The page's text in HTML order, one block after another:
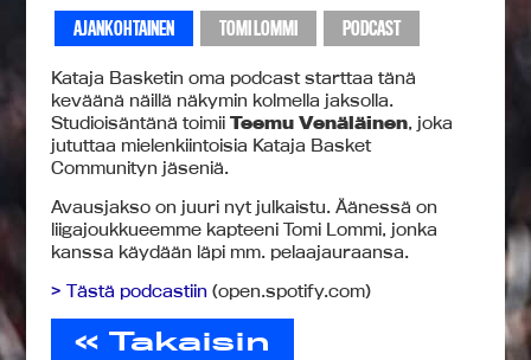
AJANKOHTAINEN TOMI LOMMI PODCAST
Kataja Basketin oma podcast starttaa tänä
keväänä näillä näkymin kolmella jaksolla.
Studioisäntänä toimiiTeemu Venäläinen, joka
jututtaa mielenkiintoisia Kataja Basket
Communityn jäseniä.
Avausjakso on juuri nyt julkaistu. Äänessä on
liigajoukkueemme kapteeni Tomi Lommi, jonka
kanssa käydään läpi mm. pelaajauraansa.
> Tästä podcastiin (open.spotify.com)
« Takaisin